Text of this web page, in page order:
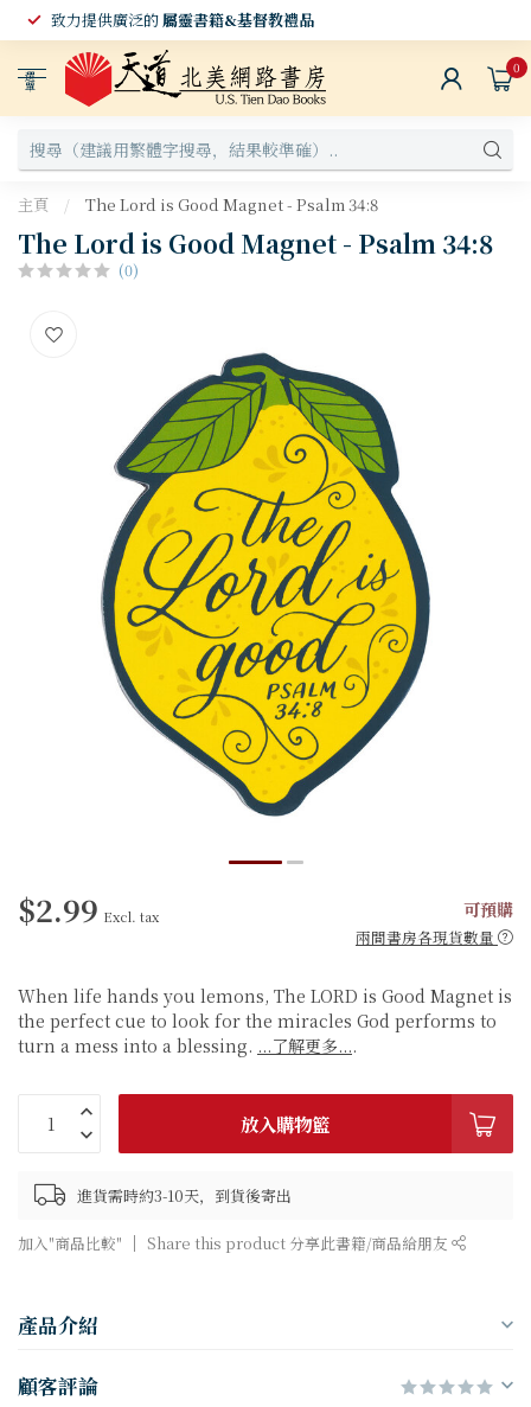
致力提供廣泛的屬靈書籍&基督教禮品
選
單
0
主頁 / The Lord is Good Magnet - Psalm 34:8
The Lord is Good Magnet - Psalm 34:8
(0)
$2.99 Excl. tax 可預購
兩間書房各現貨數量
When life hands you lemons, The LORD is Good Magnet is
the perfect cue to look for the miracles God performs to
turn a mess into a blessing. ...了解更多....
放入購物籃
進貨需時約3-10天，到貨後寄出
加入"商品比較" Share this product 分享此書籍/商品給朋友
產品介紹
顧客評論